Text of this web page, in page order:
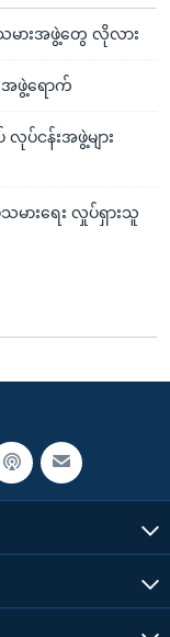
မားအဖွဲ့တွေ လိုလား
အဖွဲ့ရောက်
ပ်ငန်းအဖွဲ့များ
ားရေး လှုပ်ရှားသူ